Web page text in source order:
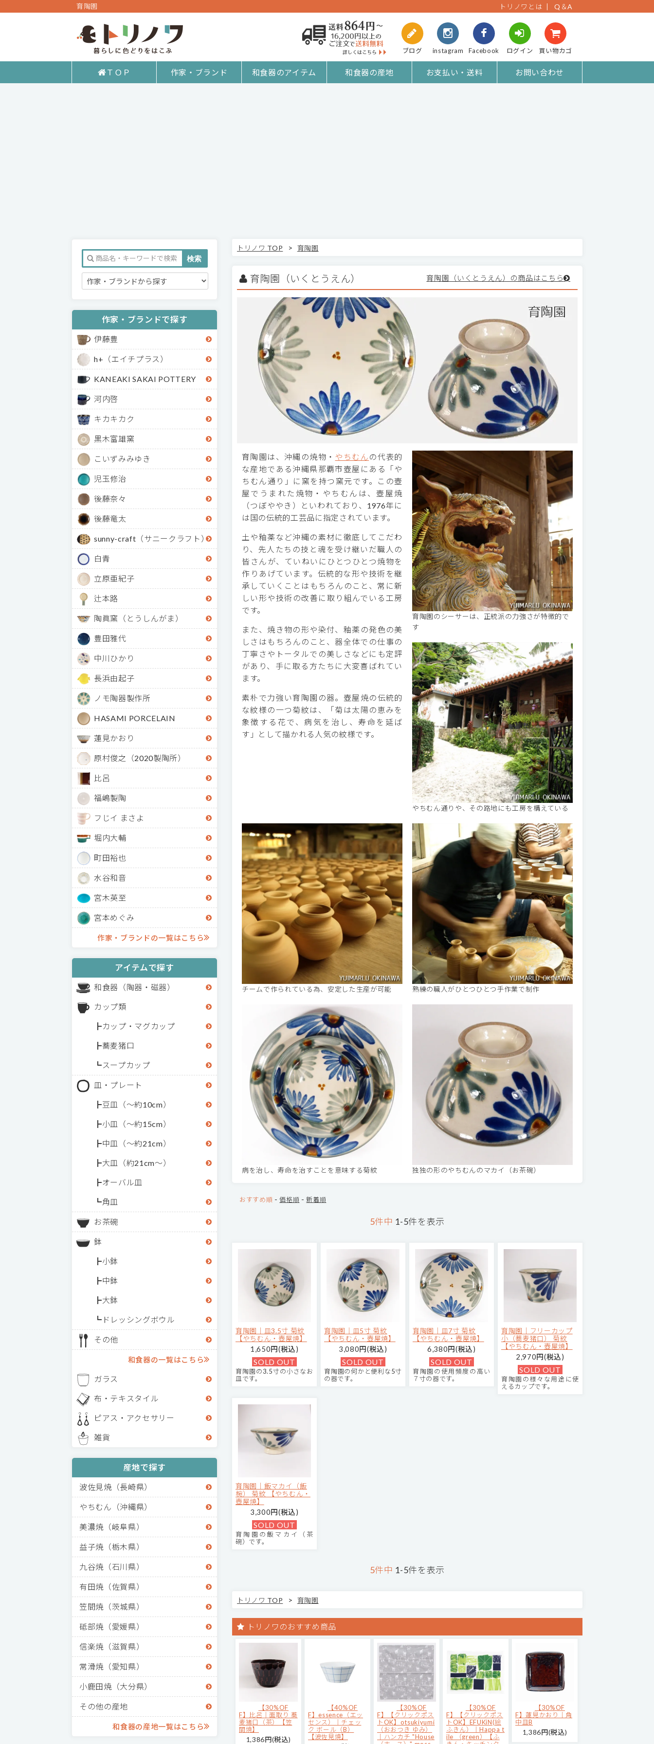
育陶園 トリノワとは Q＆A
ブログ instagram Facebook ログイン 買い物カゴ
ＴＯＰ 作家・ブランド 和食器のアイテム 和食器の産地 お支払い・送料 お問い合わせ
作家・ブランドで探す
伊藤豊
h+（エイチプラス）
KANEAKI SAKAI POTTERY
河内啓
キカキカク
黒木富雄窯
こいずみみゆき
児玉修治
後藤奈々
後藤竜太
sunny-craft（サニークラフト）
白青
立原亜紀子
辻本路
陶眞窯（とうしんがま）
豊田雅代
中川ひかり
長浜由起子
ノモ陶器製作所
HASAMI PORCELAIN
蓮見かおり
原村俊之（2020製陶所）
比呂
福嶋製陶
フじイ まさよ
堀内大輔
町田裕也
水谷和音
宮木英至
宮本めぐみ
作家・ブランドの一覧はこちら
アイテムで探す
和食器（陶器・磁器）
カップ類
カップ・マグカップ
蕎麦猪口
スープカップ
皿・プレート
豆皿（～約10cm）
小皿（～約15cm）
中皿（～約21cm）
大皿（約21cm～）
オーバル皿
角皿
お茶碗
鉢
小鉢
中鉢
大鉢
ドレッシングボウル
その他
和食器の一覧はこちら
ガラス
布・テキスタイル
ピアス・アクセサリー
雑貨
産地で探す
波佐見焼（長崎県）
やちむん（沖縄県）
美濃焼（岐阜県）
益子焼（栃木県）
九谷焼（石川県）
有田焼（佐賀県）
笠間焼（茨城県）
砥部焼（愛媛県）
信楽焼（滋賀県）
常滑焼（愛知県）
小鹿田焼（大分県）
その他の産地
和食器の産地一覧はこちら
トリノワ TOP > 育陶園
育陶園（いくとうえん） 育陶園（いくとうえん）の商品はこちら
育陶園は、沖縄の焼物・ やちむん の代表的
な産地である沖縄県那覇市壺屋にある「や
ちむん通り」に窯を持つ窯元です。この壺
屋でうまれた焼物・やちむんは、壺屋焼
（つぼややき）といわれており、1976年に
は国の伝統的工芸品に指定されています。
土や釉薬など沖縄の素材に徹底してこだわ
り、先人たちの技と魂を受け継いだ職人の
皆さんが、ていねいにひとつひとつ焼物を
作りあげています。伝統的な形や技術を継
承していくことはもちろんのこと、常に新
しい形や技術の改善に取り組んでいる工房
です。
また、焼き物の形や染付、釉薬の発色の美
しさはもちろんのこと、器全体での仕事の
丁寧さやトータルでの美しさなどにも定評
があり、手に取る方たちに大変喜ばれてい
ます。
素朴で力強い育陶園の器。壺屋焼の伝統的
な紋様の一つ菊紋は、「菊は太陽の恵みを
象徴する花で、病気を治し、寿命を延ば
す」として描かれる人気の紋様です。
育陶園のシーサーは、正統派の力強さが特徴的で
す
やちむん通りや、その路地にも工房を構えている
チームで作られている為、安定した生産が可能 熟練の職人がひとつひとつ手作業で制作
病を治し、寿命を治すことを意味する菊紋 独独の形のやちむんのマカイ（お茶碗）
おすすめ順 -価格順 -新着順
5件中 1-5件を表示
育陶園｜皿3.5寸 菊紋
【やちむん・壺屋焼】
1,650円(税込)
SOLD OUT
育陶園の3.5寸の小さなお
皿です。
育陶園｜皿5寸 菊紋
【やちむん・壺屋焼】
3,080円(税込)
SOLD OUT
育陶園の何かと便利な5寸
の器です。
育陶園｜皿7寸 菊紋
【やちむん・壺屋焼】
6,380円(税込)
SOLD OUT
育陶園の使用頻度の高い
７寸の器です。
育陶園｜フリーカップ
小（蕎麦猪口） 菊紋
【やちむん・壺屋焼】
2,970円(税込)
SOLD OUT
育陶園の様々な用途に使
えるカップです。
育陶園｜飯マカイ（飯
椀） 菊紋 【やちむん・
壺屋焼】
3,300円(税込)
SOLD OUT
育陶園の飯マカイ（茶
碗）です。
5件中 1-5件を表示
トリノワ TOP > 育陶園
トリノワのおすすめ商品
【30%OF
F】比呂｜面取り 蕎
麦猪口（茶）【笠
間焼】
1,386円(税込)
【40%OF
F】essence（エッ
センス）｜チェッ
ク ボール（B）
【波佐見焼】
【30%OF
F】【クリックポス
トOK】otsukiyumi
（おおつき ゆみ）
｜ハンカチ "House
【30%OF
F】【クリックポス
トOK】EFUKiN(絵
ふきん）｜Happa t
ile （green）【ふ
【30%OF
F】蓮見かおり｜角
中皿B
1,386円(税込)